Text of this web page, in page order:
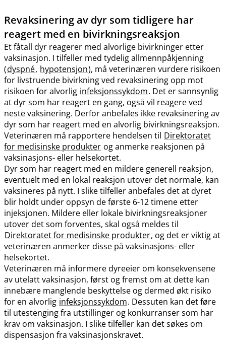
Revaksinering av dyr som tidligere har
reagert med en bivirkningsreaksjon
Et fåtall dyr reagerer med alvorlige bivirkninger etter
vaksinasjon. I tilfeller med tydelig allmennpåkjenning
(dyspné, hypotensjon), må veterinæren vurdere risikoen
for livstruende bivirkning ved revaksinering opp mot
risikoen for alvorlig infeksjonssykdom. Det er sannsynlig
at dyr som har reagert en gang, også vil reagere ved
neste vaksinering. Derfor anbefales ikke revaksinering av
dyr som har reagert med en alvorlig bivirkningsreaksjon.
Veterinæren må rapportere hendelsen til Direktoratet
for medisinske produkter og anmerke reaksjonen på
vaksinasjons- eller helsekortet.
Dyr som har reagert med en mildere generell reaksjon,
eventuelt med en lokal reaksjon utover det normale, kan
vaksineres på nytt. I slike tilfeller anbefales det at dyret
blir holdt under oppsyn de første 6-12 timene etter
injeksjonen. Mildere eller lokale bivirkningsreaksjoner
utover det som forventes, skal også meldes til
Direktoratet for medisinske produkter, og det er viktig at
veterinæren anmerker disse på vaksinasjons- eller
helsekortet.
Veterinæren må informere dyreeier om konsekvensene
av utelatt vaksinasjon, først og fremst om at dette kan
innebære manglende beskyttelse og dermed økt risiko
for en alvorlig infeksjonssykdom. Dessuten kan det føre
til utestenging fra utstillinger og konkurranser som har
krav om vaksinasjon. I slike tilfeller kan det søkes om
dispensasjon fra vaksinasjonskravet.